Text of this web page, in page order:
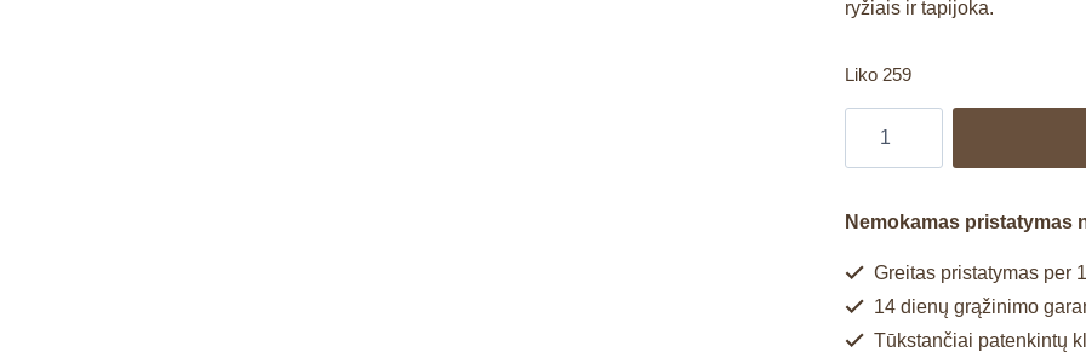
ryžiais ir tapijoka.
Liko 259
Nemokamas pristatymas
Greitas pristatymas per
14 dienų grąžinimo
Tūkstančiai patenkintų